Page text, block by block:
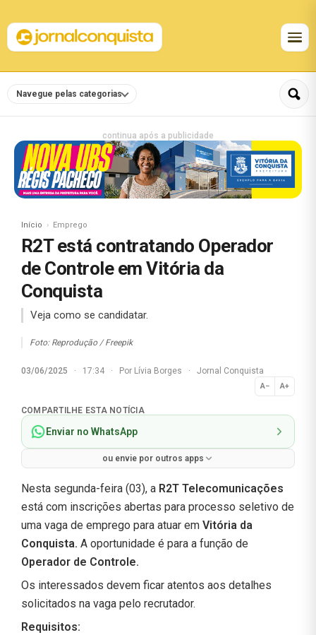
Navegue pelas categorias
continua após a publicidade
Início Emprego
R2T está contratando Operador
de Controle em Vitória da
Conquista
Veja como se candidatar.
Foto: Reprodução / Freepik
03/06/2025 · 17:34 · Por Lívia Borges · Jornal Conquista
A− A+
Normal
COMPARTILHE ESTA NOTÍCIA
Enviar no WhatsApp
ou envie por outros apps
Nesta segunda-feira (03), a R2T Telecomunicações
está com inscrições abertas para processo seletivo de
uma vaga de emprego para atuar em Vitória da
Conquista. A oportunidade é para a função de
Operador de Controle.
Os interessados devem ficar atentos aos detalhes
solicitados na vaga pelo recrutador.
Requisitos: